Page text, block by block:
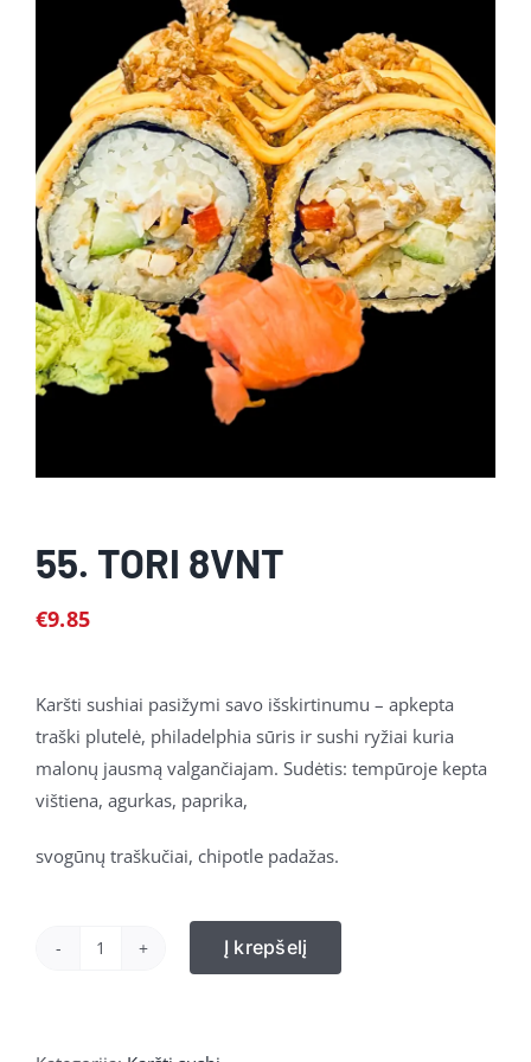
55. TORI 8VNT
€9.85
Karšti sushiai pasižymi savo išskirtinumu – apkepta
traški plutelė, philadelphia sūris ir sushi ryžiai kuria
malonų jausmą valgančiajam. Sudėtis: tempūroje kepta
vištiena, agurkas, paprika,
svogūnų traškučiai, chipotle padažas.
produkto
Į krepšelį